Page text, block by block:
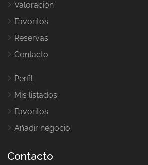
Valoración
Favoritos
Reservas
Contacto
Perfil
Mis listados
Favoritos
Añadir negocio
Contacto